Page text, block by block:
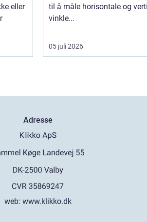
eller
til å måle horisontale og
vinkle...
05 juli 2026
Adresse
web: www.klikko.dk